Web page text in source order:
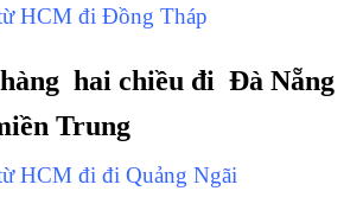
HCM đi Đồng Tháp
hai chiều đi Đà Nẵng
Trung
HCM đi đi Quảng Ngãi